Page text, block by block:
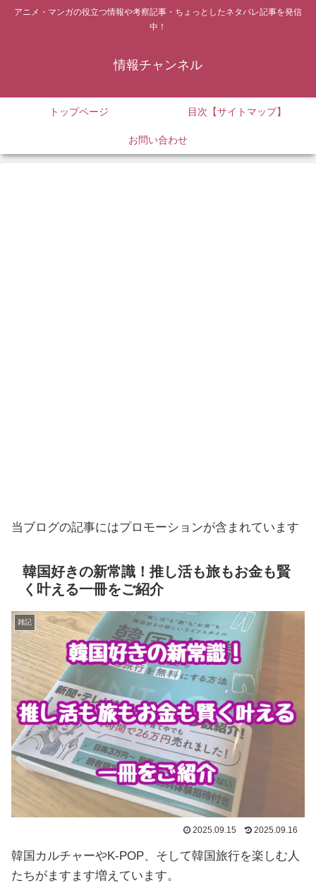
アニメ・マンガの役立つ情報や考察記事・ちょっとしたネタバレ記事を発信
中！
情報チャンネル
トップページ 目次【サイトマップ】
お問い合わせ
当ブログの記事にはプロモーションが含まれています
韓国好きの新常識！推し活も旅もお金も賢
く叶える一冊をご紹介
雑記
2025.09.15 2025.09.16
韓国カルチャーやK-POP、そして韓国旅行を楽しむ人
たちがますます増えています。